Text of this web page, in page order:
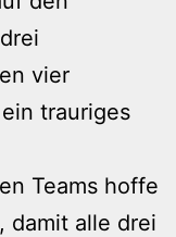
vier
trauriges
Teams hoffe
damit alle drei